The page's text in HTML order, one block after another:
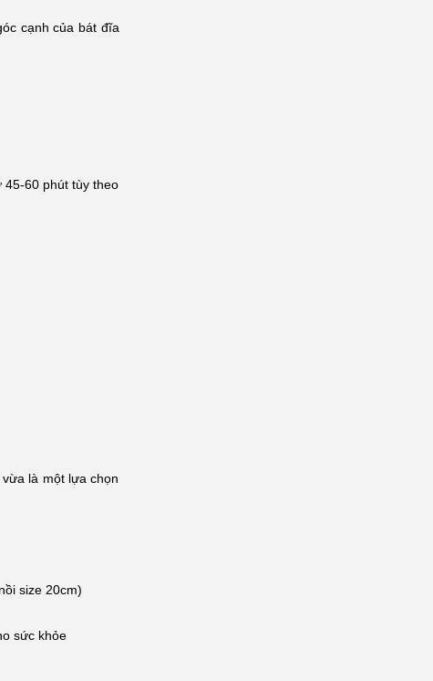
cạnh của bát đĩa
60 phút tùy theo
là một lựa chọn
size 20cm)
sức khỏe